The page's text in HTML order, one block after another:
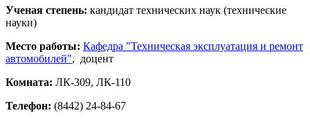
Ученая степень: кандидат технических наук (технические
науки)
Место работы: Кафедра "Техническая эксплуатация и ремонт
автомобилей", доцент
Комната: ЛК-309, ЛК-110
Телефон: (8442) 24-84-67